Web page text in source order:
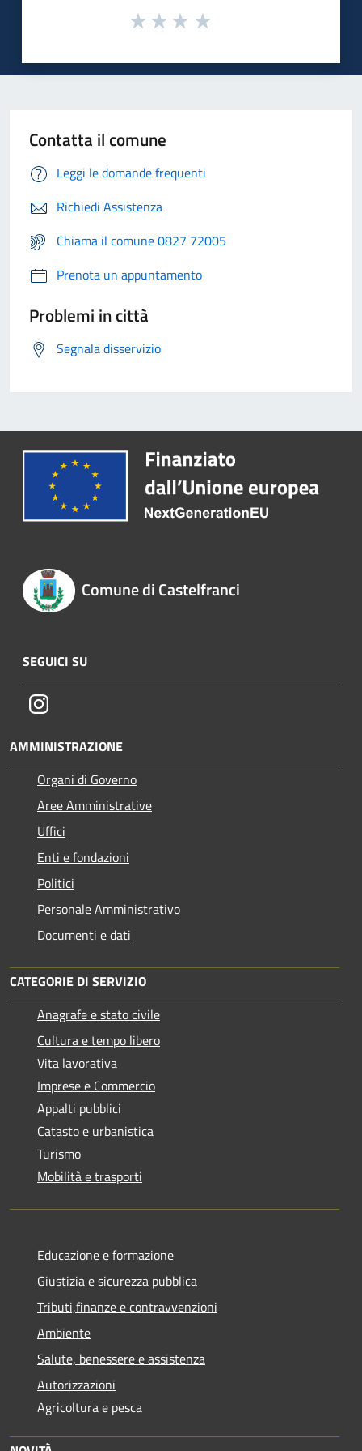
Contatta il comune
Leggi le domande frequenti
Richiedi Assistenza
Chiama il comune 0827 72005
Prenota un appuntamento
Problemi in città
Segnala disservizio
Comune di Castelfranci
SEGUICI SU
Instagram
AMMINISTRAZIONE
Organi di Governo
Aree Amministrative
Uffici
Enti e fondazioni
Politici
Personale Amministrativo
Documenti e dati
CATEGORIE DI SERVIZIO
Anagrafe e stato civile
Cultura e tempo libero
Vita lavorativa
Imprese e Commercio
Appalti pubblici
Catasto e urbanistica
Turismo
Mobilità e trasporti
Educazione e formazione
Giustizia e sicurezza pubblica
Tributi,finanze e contravvenzioni
Ambiente
Salute, benessere e assistenza
Autorizzazioni
Agricoltura e pesca